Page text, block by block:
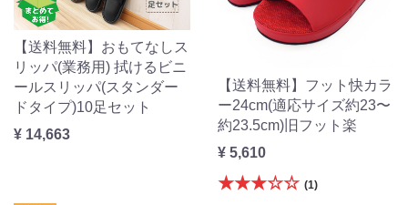
【送料無料】おもてなしス
リッパ(業務用) 拭けるビニ
ールスリッパ(スタンダー
ドタイプ)10足セット
¥ 14,663
【送料無料】フット快カラ
ー24cm(適応サイズ約23〜
約23.5cm)旧フット楽
¥ 5,610
★★★☆☆ (1)